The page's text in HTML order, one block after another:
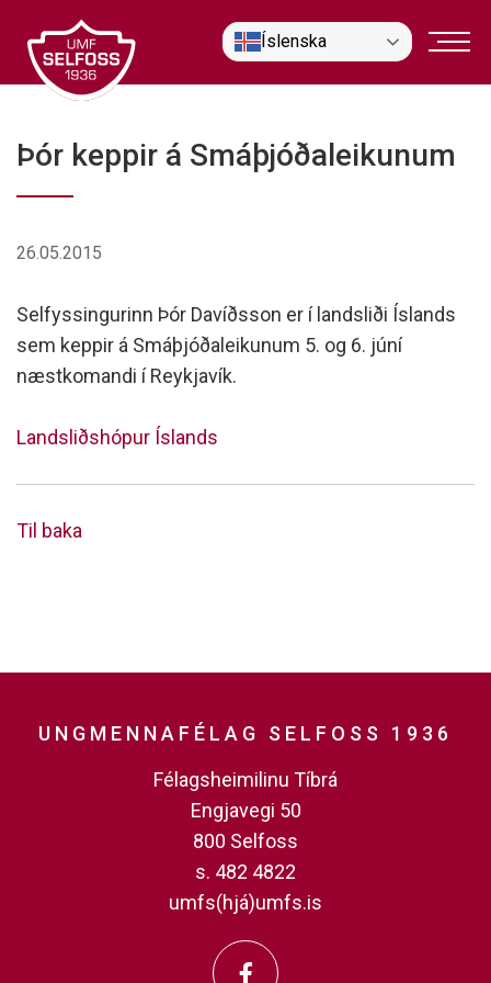
efni
Íslenska
Þór keppir á Smáþjóðaleikunum
26.05.2015
Selfyssingurinn Þór Davíðsson er í landsliði Íslands
sem keppir á Smáþjóðaleikunum 5. og 6. júní
næstkomandi í Reykjavík.
Landsliðshópur Íslands
Til baka
UNGMENNAFÉLAG SELFOSS 1936
Félagsheimilinu Tíbrá
Engjavegi 50
800 Selfoss
s. 482 4822
umfs(hjá)umfs.is